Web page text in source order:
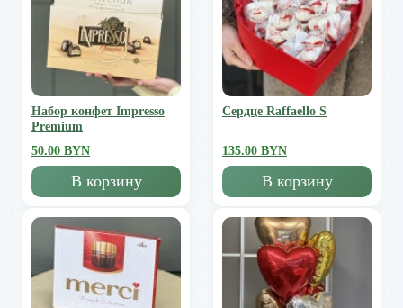
Набор конфет Impresso
Premium
50.00 BYN
В корзину
Сердце Raffaello S
135.00 BYN
В корзину